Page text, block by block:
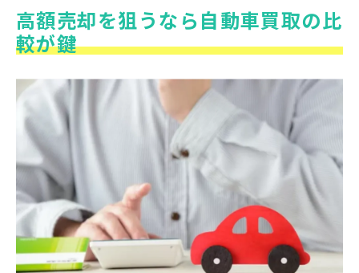
高額売却を狙うなら自動車買取の比
較が鍵